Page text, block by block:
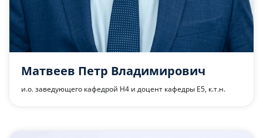
Матвеев Петр Владимирович
и.о. заведующего кафедрой Н4 и доцент кафедры Е5, к.т.н.